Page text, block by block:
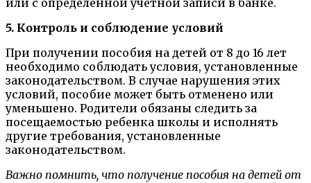
или с определенной учетной записи в банке.
5. Контроль и соблюдение условий
При получении пособия на детей от 8 до 16 лет
необходимо соблюдать условия, установленные
законодательством. В случае нарушения этих
условий, пособие может быть отменено или
уменьшено. Родители обязаны следить за
посещаемостью ребенка школы и исполнять
другие требования, установленные
законодательством.
Важно помнить, что получение пособия на детей от